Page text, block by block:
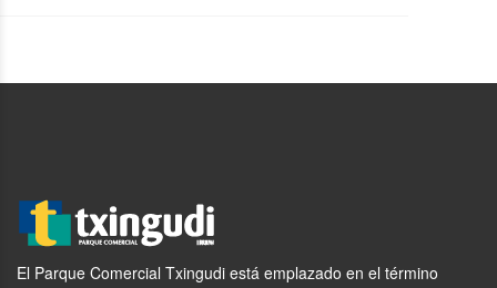
El Parque Comercial Txingudi está emplazado en el término